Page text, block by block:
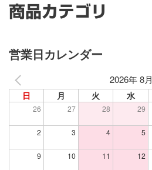
商品カテゴリ
営業日カレンダー
2026年 8月
日 月 火 水
26 27 28 29
2 3 4 5
9 10 11 12